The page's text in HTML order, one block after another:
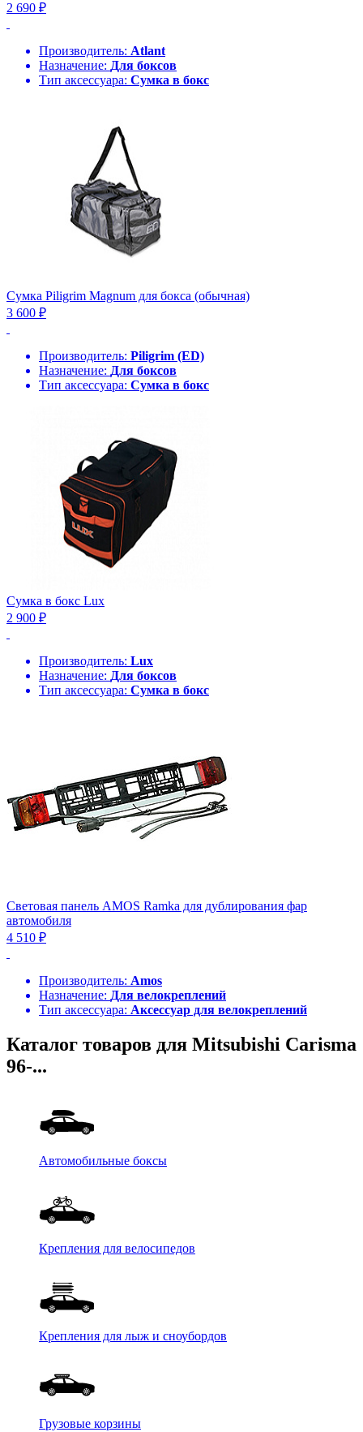
2 690 ₽
Производитель: Atlant
Назначение: Для боксов
Тип аксессуара: Сумка в бокс
Сумка Piligrim Magnum для бокса (обычная)
3 600 ₽
Производитель: Piligrim (ED)
Назначение: Для боксов
Тип аксессуара: Сумка в бокс
Сумка в бокс Lux
2 900 ₽
Производитель: Lux
Назначение: Для боксов
Тип аксессуара: Сумка в бокс
Световая панель AMOS Ramka для дублирования фар
автомобиля
4 510 ₽
Производитель: Amos
Назначение: Для велокреплений
Тип аксессуара: Аксессуар для велокреплений
Каталог товаров для Mitsubishi Carisma
96-...
Автомобильные боксы
Крепления для велосипедов
Крепления для лыж и сноубордов
Грузовые корзины